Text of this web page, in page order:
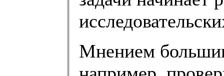
Мнением